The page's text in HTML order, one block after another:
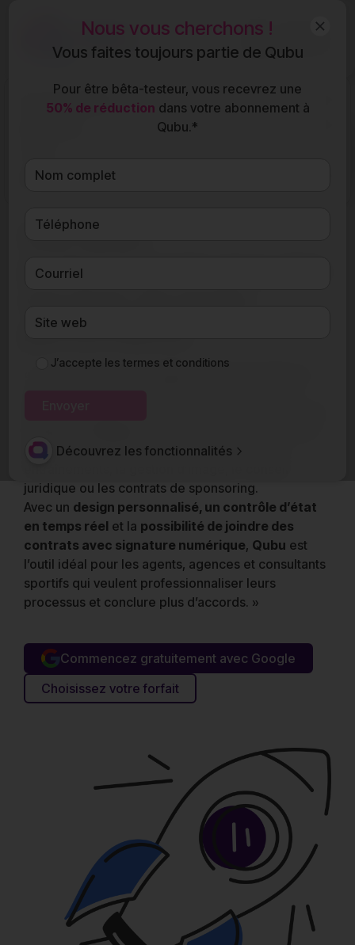
Fonctionnalités
Ressources
Qubu pour les agences de
représentation sportive
Des devis
professionnels pour des
performance
« Vous cherchez un
complètes qui incluent la représentation, les
juridique ou les contrats de sponsoring.
Avec un design personnalisé, un contrôle d’état
en temps réel et la possibilité de joindre des
contrats avec signature numérique, Qubu est
l’outil idéal pour les agents, agences et consultants
sportifs qui veulent professionnaliser leurs
processus et conclure plus d’accords. »
Commencez gratuitement avec Google
Choisissez votre forfait
Nous vous cherchons !
Vous faites toujours partie de Qubu
Pour être bêta-testeur, vous recevrez une
50% de réduction dans votre abonnement à
Qubu.*
J’accepte lestermes et conditions
Découvrez les fonctionnalités